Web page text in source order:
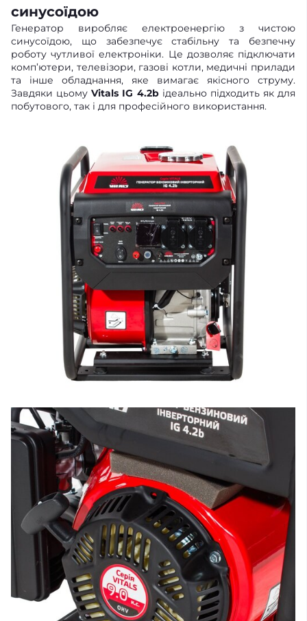
синусоїдою
Генератор виробляє електроенергію з чистою
синусоїдою, що забезпечує стабільну та безпечну
роботу чутливої електроніки. Це дозволяє підключати
комп’ютери, телевізори, газові котли, медичні прилади
та інше обладнання, яке вимагає якісного струму.
Завдяки цьомуVitals IG 4.2bідеально підходить як для
побутового, так і для професійного використання.